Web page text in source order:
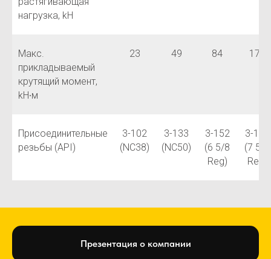
нагрузка, kH
Макс.
прикладываемый
крутящий момент,
kH∙м
23 49 84 177
Присоединительные
резьбы (API)
3-102
(NC38)
3-133
(NC50)
3-152
(6 5/8
Reg)
3-177
(7 5/8
Reg)
Презентация о компании